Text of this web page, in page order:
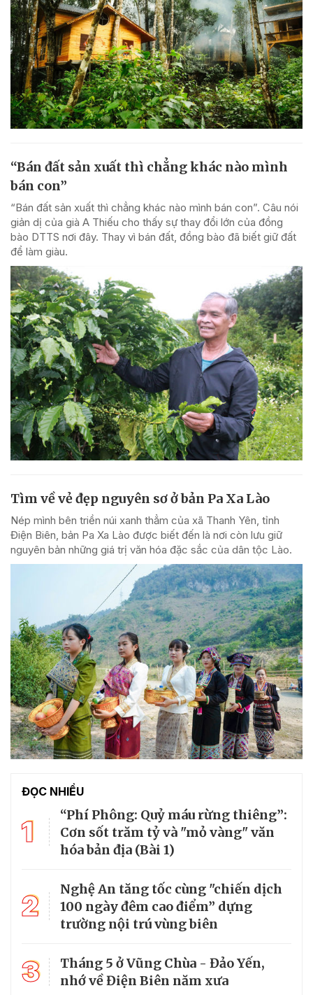
“Bán đất sản xuất thì chẳng khác nào mình
bán con”
“Bán đất sản xuất thì chẳng khác nào mình bán con”. Câu nói
giản dị của già A Thiếu cho thấy sự thay đổi lớn của đồng
bào DTTS nơi đây. Thay vì bán đất, đồng bào đã biết giữ đất
để làm giàu.
Tìm về vẻ đẹp nguyên sơ ở bản Pa Xa Lào
Nép mình bên triền núi xanh thẳm của xã Thanh Yên, tỉnh
Điện Biên, bản Pa Xa Lào được biết đến là nơi còn lưu giữ
nguyên bản những giá trị văn hóa đặc sắc của dân tộc Lào.
ĐỌC NHIỀU
1
“Phí Phông: Quỷ máu rừng thiêng”:
Cơn sốt trăm tỷ và "mỏ vàng" văn
hóa bản địa (Bài 1)
2
Nghệ An tăng tốc cùng "chiến dịch
100 ngày đêm cao điểm” dựng
trường nội trú vùng biên
3
Tháng 5 ở Vũng Chùa - Đảo Yến,
nhớ về Điện Biên năm xưa